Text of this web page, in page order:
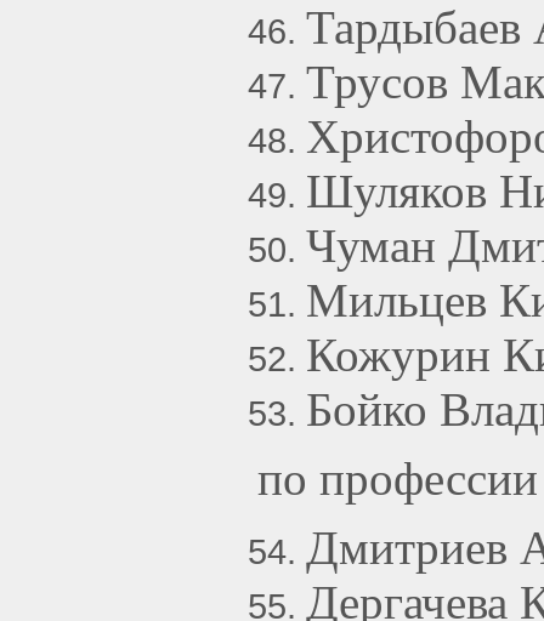
Тардыбаев
Трусов
Шуляков
Чуман
Мильцев
Кожурин
Бойко
по
Дмитриев
Дергачева